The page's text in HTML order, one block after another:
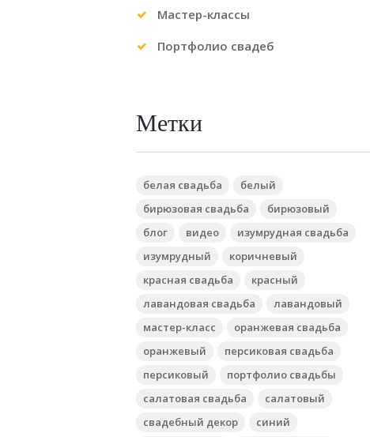
Previous item
День Всех Влюбленных
Мастер-классы
Портфолио свадеб
Метки
белая свадьба
белый
бирюзовая свадьба
бирюзовый
блог
видео
изумрудная свадьба
изумрудный
коричневый
красная свадьба
красный
лавандовая свадьба
лавандовый
мастер-класс
оранжевая свадьба
оранжевый
персиковая свадьба
персиковый
портфолио свадьбы
салатовая свадьба
салатовый
свадебный декор
синий